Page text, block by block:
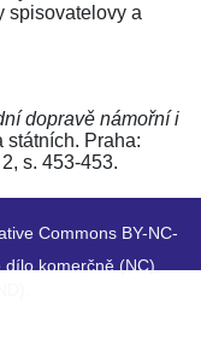
spisovatelovy a
dopravě námořní i
státních. Praha:
s. 453-453.
Commons BY-NC-
komerčně (NC),